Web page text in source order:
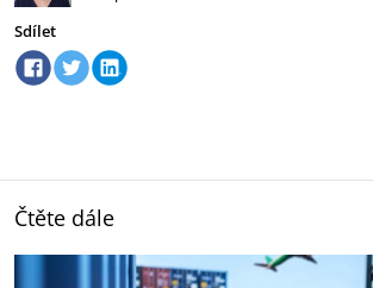
Sdílet
Čtěte dále